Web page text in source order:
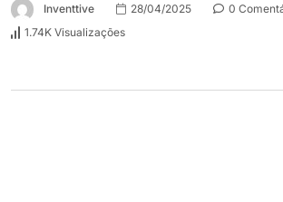
Inventtive 28/04/2025
0
1.74K Visualizações